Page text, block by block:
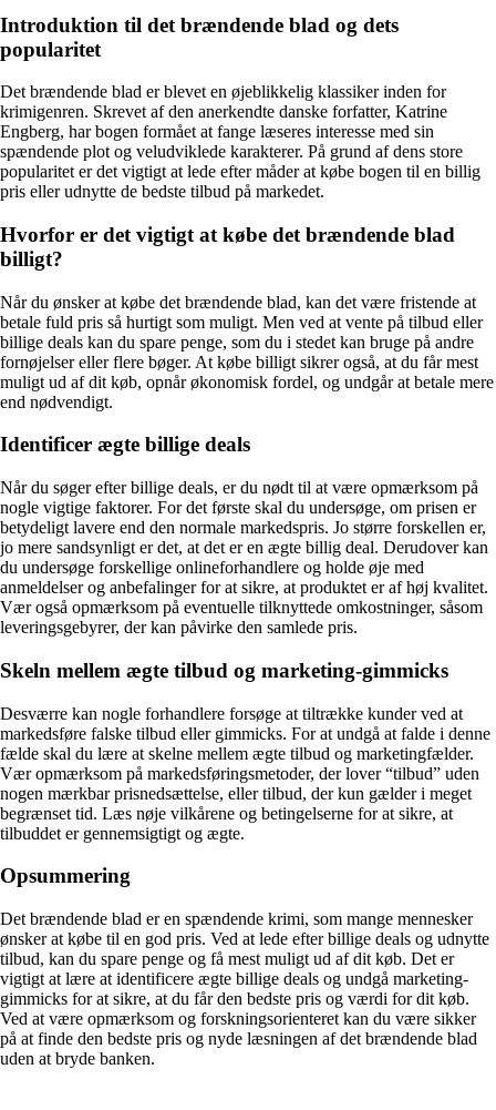
Introduktion til det brændende blad og dets
popularitet
Det brændende blad er blevet en øjeblikkelig klassiker inden for
krimigenren. Skrevet af den anerkendte danske forfatter, Katrine
Engberg, har bogen formået at fange læseres interesse med sin
spændende plot og veludviklede karakterer. På grund af dens store
popularitet er det vigtigt at lede efter måder at købe bogen til en billig
pris eller udnytte de bedste tilbud på markedet.
Hvorfor er det vigtigt at købe det brændende blad
billigt?
Når du ønsker at købe det brændende blad, kan det være fristende at
betale fuld pris så hurtigt som muligt. Men ved at vente på tilbud eller
billige deals kan du spare penge, som du i stedet kan bruge på andre
fornøjelser eller flere bøger. At købe billigt sikrer også, at du får mest
muligt ud af dit køb, opnår økonomisk fordel, og undgår at betale mere
end nødvendigt.
Identificer ægte billige deals
Når du søger efter billige deals, er du nødt til at være opmærksom på
nogle vigtige faktorer. For det første skal du undersøge, om prisen er
betydeligt lavere end den normale markedspris. Jo større forskellen er,
jo mere sandsynligt er det, at det er en ægte billig deal. Derudover kan
du undersøge forskellige onlineforhandlere og holde øje med
anmeldelser og anbefalinger for at sikre, at produktet er af høj kvalitet.
Vær også opmærksom på eventuelle tilknyttede omkostninger, såsom
leveringsgebyrer, der kan påvirke den samlede pris.
Skeln mellem ægte tilbud og marketing-gimmicks
Desværre kan nogle forhandlere forsøge at tiltrække kunder ved at
markedsføre falske tilbud eller gimmicks. For at undgå at falde i denne
fælde skal du lære at skelne mellem ægte tilbud og marketingfælder.
Vær opmærksom på markedsføringsmetoder, der lover “tilbud” uden
nogen mærkbar prisnedsættelse, eller tilbud, der kun gælder i meget
begrænset tid. Læs nøje vilkårene og betingelserne for at sikre, at
tilbuddet er gennemsigtigt og ægte.
Opsummering
Det brændende blad er en spændende krimi, som mange mennesker
ønsker at købe til en god pris. Ved at lede efter billige deals og udnytte
tilbud, kan du spare penge og få mest muligt ud af dit køb. Det er
vigtigt at lære at identificere ægte billige deals og undgå marketing-
gimmicks for at sikre, at du får den bedste pris og værdi for dit køb.
Ved at være opmærksom og forskningsorienteret kan du være sikker
på at finde den bedste pris og nyde læsningen af det brændende blad
uden at bryde banken.